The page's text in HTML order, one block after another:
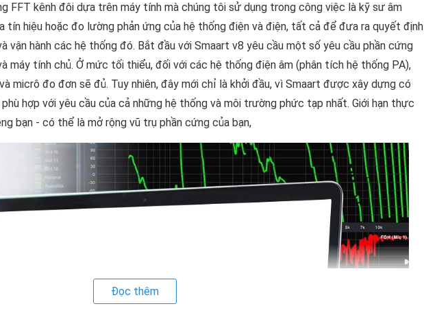
FFT kênh đôi dựa trên máy tính mà chúng tôi sử dụng trong công việc là kỹ sư âm
tín hiệu hoặc đo lường phản ứng của hệ thống điện và điện, tất cả để đưa ra quyết định
vận hành các hệ thống đó. Bắt đầu với Smaart v8 yêu cầu một số yêu cầu phần cứng
máy tính chủ. Ở mức tối thiểu, đối với các hệ thống điện âm (phân tích hệ thống PA),
micrô đo đơn sẽ đủ. Tuy nhiên, đây mới chỉ là khởi đầu, vì Smaart được xây dựng có
hợp với yêu cầu của cả những hệ thống và môi trường phức tạp nhất. Giới hạn thực
bạn - có thể là mở rộng vũ trụ phần cứng của bạn,
Đọc thêm